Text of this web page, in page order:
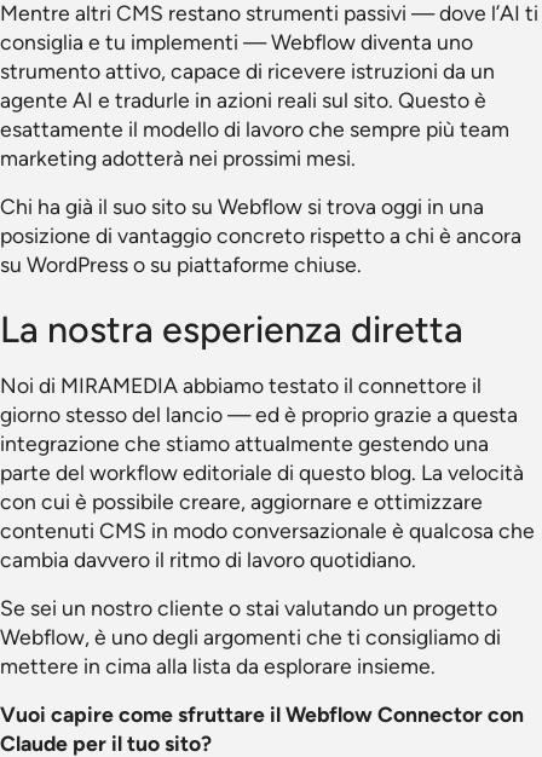
Mentre altri CMS restano strumenti passivi — dove l’AI ti
consiglia e tu implementi — Webflow diventa uno
strumento attivo, capace di ricevere istruzioni da un
agente AI e tradurle in azioni reali sul sito. Questo è
esattamente il modello di lavoro che sempre più team
marketing adotterà nei prossimi mesi.
Chi ha già il suo sito su Webflow si trova oggi in una
posizione di vantaggio concreto rispetto a chi è ancora
su WordPress o su piattaforme chiuse.
La nostra esperienza diretta
Noi di MIRAMEDIA abbiamo testato il connettore il
giorno stesso del lancio — ed è proprio grazie a questa
integrazione che stiamo attualmente gestendo una
parte del workflow editoriale di questo blog. La velocità
con cui è possibile creare, aggiornare e ottimizzare
contenuti CMS in modo conversazionale è qualcosa che
cambia davvero il ritmo di lavoro quotidiano.
Se sei un nostro cliente o stai valutando un progetto
Webflow, è uno degli argomenti che ti consigliamo di
mettere in cima alla lista da esplorare insieme.
Vuoi capire come sfruttare il Webflow Connector con
Claude per il tuo sito?